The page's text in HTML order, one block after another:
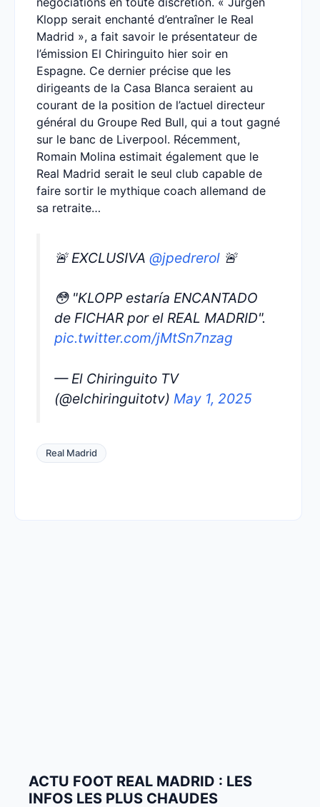
Klopp serait enchanté d’entraîner le Real
Madrid », a fait savoir le présentateur de
l’émission El Chiringuito hier soir en
Espagne. Ce dernier précise que les
dirigeants de la Casa Blanca seraient au
courant de la position de l’actuel directeur
général du Groupe Red Bull, qui a tout gagné
sur le banc de Liverpool. Récemment,
Romain Molina estimait également que le
Real Madrid serait le seul club capable de
faire sortir le mythique coach allemand de
sa retraite…
🚨 EXCLUSIVA @jpedrerol 🚨
😳 "KLOPP estaría ENCANTADO
de FICHAR por el REAL MADRID".
pic.twitter.com/jMtSn7nzag
— El Chiringuito TV
(@elchiringuitotv) May 1, 2025
Real Madrid
ACTU FOOT REAL MADRID : LES
INFOS LES PLUS CHAUDES